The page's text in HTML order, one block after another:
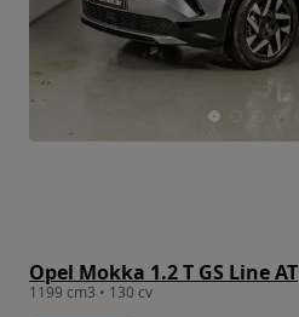
Opel Mokka 1.2 T GS Line AT
1199 cm3 • 130 cv